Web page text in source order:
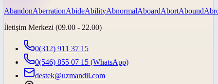
AbandonAberrationAbideAbilityAbnormalAboardAbortAbound
İletişim Merkezi (09.00 - 22.00)
0(312) 911 37 15
0(546) 855 07 15 (WhatsApp)
destek@uzmandil.com